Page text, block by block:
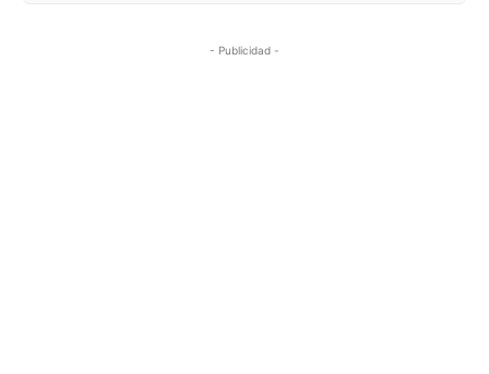
- Publicidad -